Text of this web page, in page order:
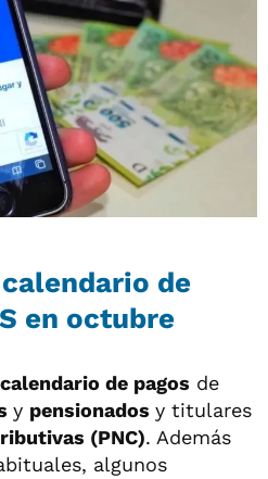
de
en octubre
calendario de pagos de
y pensionados y titulares
(PNC). Además
algunos